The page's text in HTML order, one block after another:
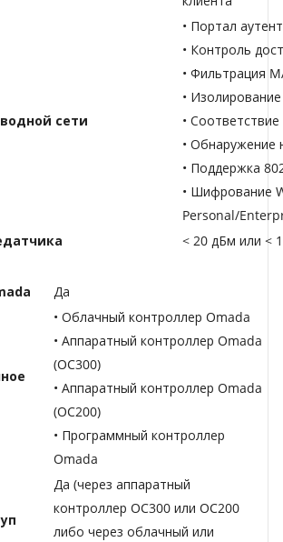
сети
• Портал
• Контроль
• Фильтрация
•
• Соответствие
• Обнаружение
• Поддержка
• Шифрование
Personal/
< 20 дБм или <
Да
• Облачный контроллер Omada
• Аппаратный контроллер Omada
(OC300)
• Аппаратный контроллер Omada
(OC200)
• Программный контроллер
Omada
Да (через аппаратный
контроллер OC300 или OC200
либо через облачный или